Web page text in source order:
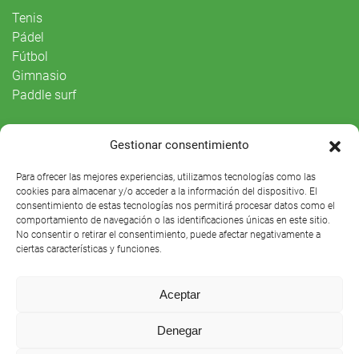
Gestionar consentimiento
Para ofrecer las mejores experiencias, utilizamos tecnologías como las
cookies para almacenar y/o acceder a la información del dispositivo. El
consentimiento de estas tecnologías nos permitirá procesar datos como el
comportamiento de navegación o las identificaciones únicas en este sitio.
No consentir o retirar el consentimiento, puede afectar negativamente a
ciertas características y funciones.
Aceptar
Denegar
Tenis
Pádel
Fútbol
Gimnasio
Paddle surf
Agenda